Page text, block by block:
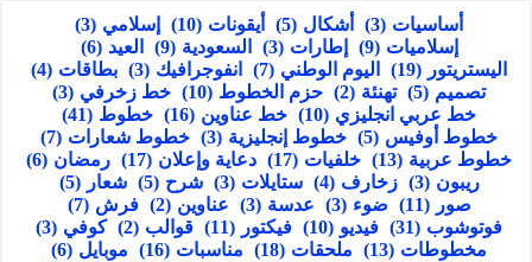
أساسيات (3) أشكال (5) أيقونات (10) إسلامي (3)
إسلاميات (9) إطارات (3) السعودية (9) العيد (6)
اليستريتور (19) اليوم الوطني (7) انفوجرافيك (3) بطاقات (4)
تصميم (5) تهنئة (2) حزم الخطوط (10) خط زخرفي (3)
خط عربي انجليزي (10) خط عناوين (16) خطوط (41)
خطوط أوفيس (5) خطوط إنجليزية (3) خطوط شعارات (7)
خطوط عربية (13) خلفيات (17) دعاية وإعلان (17) رمضان (6)
ريبون (3) زخارف (4) ستايلات (3) شرح (5) شعار
(5)
صور
(11) ضوء (3) عدسة (3) عناوين (2) فرش (7)
فوتوشوب (31) فيديو (10) فيكتور (11) قوالب (2) كوفي (3)
مخطوطات (13) ملحقات (18) مناسبات (16) موبايل (6)